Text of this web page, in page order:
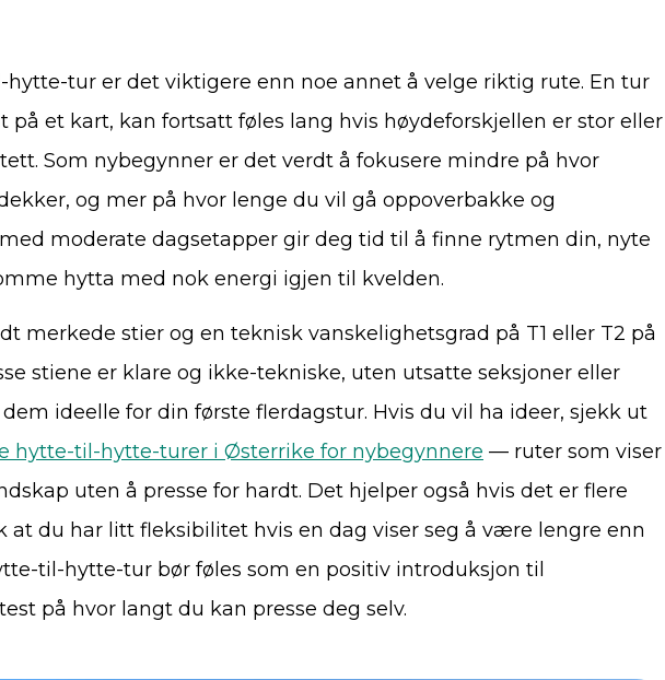
tur er det viktigere enn noe annet å velge riktig rute. En tur
på et kart, kan fortsatt føles lang hvis høydeforskjellen er stor eller
Som nybegynner er det verdt å fokusere mindre på hvor
og mer på hvor lenge du vil gå oppoverbakke og
moderate dagsetapper gir deg tid til å finne rytmen din, nyte
hytta med nok energi igjen til kvelden.
merkede stier og en teknisk vanskelighetsgrad på T1 eller T2 på
stiene er klare og ikke-tekniske, uten utsatte seksjoner eller
ideelle for din første flerdagstur. Hvis du vil ha ideer, sjekk ut
hytte-til-hytte-turer i Østerrike for nybegynnere — ruter som viser
uten å presse for hardt. Det hjelper også hvis det er flere
at du har litt fleksibilitet hvis en dag viser seg å være lengre enn
til-hytte-tur bør føles som en positiv introduksjon til
på hvor langt du kan presse deg selv.